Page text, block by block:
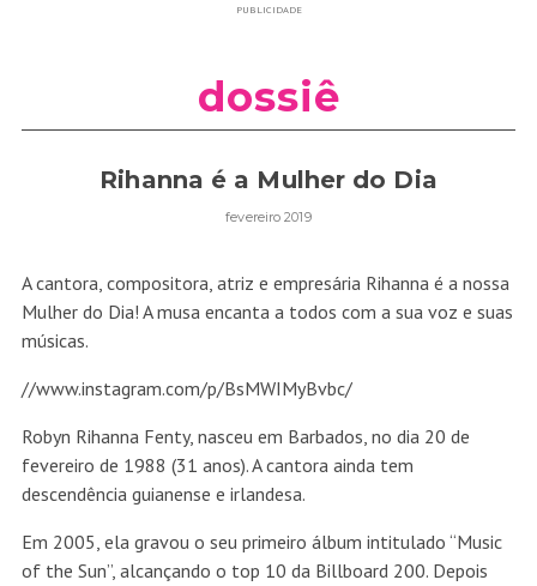
PUBLICIDADE
dossiê
Rihanna é a Mulher do Dia
fevereiro 2019
A cantora, compositora, atriz e empresária Rihanna é a nossa
Mulher do Dia! A musa encanta a todos com a sua voz e suas
músicas.
//www.instagram.com/p/BsMWIMyBvbc/
Robyn Rihanna Fenty, nasceu em Barbados, no dia 20 de
fevereiro de 1988 (31 anos). A cantora ainda tem
descendência guianense e irlandesa.
Em 2005, ela gravou o seu primeiro álbum intitulado “Music
of the Sun”, alcançando o top 10 da Billboard 200. Depois